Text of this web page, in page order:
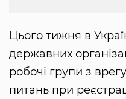
Цього тижня в
державних
робочі групи з
питань при